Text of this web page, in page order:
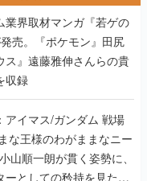
業界取材マンガ『若ゲの
売。『ポケモン』田尻
ス』遠藤雅伸さんらの貴
収録
イマス/ガンダム 戦場
な王様のわがままなニー
山順一朗が貫く姿勢に、
ーとしての矜持を見た